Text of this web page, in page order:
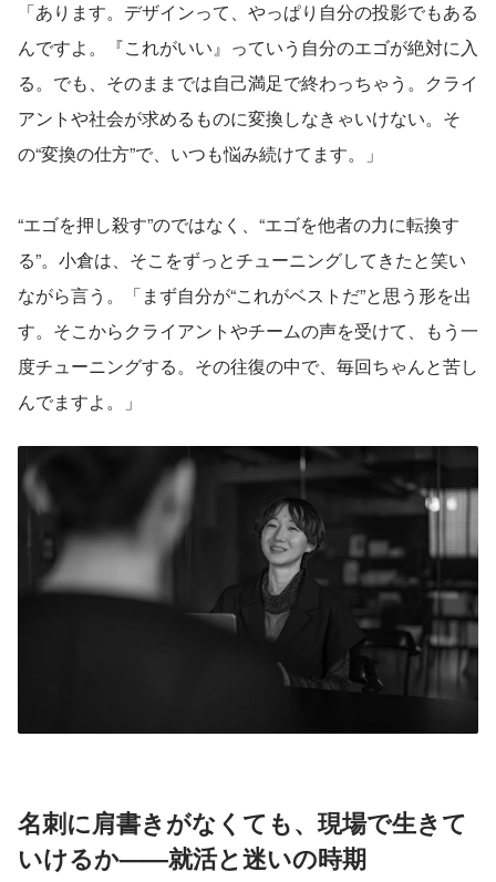
「あります。デザインって、やっぱり自分の投影でもある
んですよ。『これがいい』っていう自分のエゴが絶対に入
る。でも、そのままでは自己満足で終わっちゃう。クライ
アントや社会が求めるものに変換しなきゃいけない。そ
の“変換の仕方”で、いつも悩み続けてます。」
“エゴを押し殺す”のではなく、“エゴを他者の力に転換す
る”。小倉は、そこをずっとチューニングしてきたと笑い
ながら言う。「まず自分が“これがベストだ”と思う形を出
す。そこからクライアントやチームの声を受けて、もう一
度チューニングする。その往復の中で、毎回ちゃんと苦し
んでますよ。」
名刺に肩書きがなくても、現場で生きて
いけるか——就活と迷いの時期